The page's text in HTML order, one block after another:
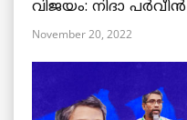
വിജയം: നിദാ
November 20, 2022